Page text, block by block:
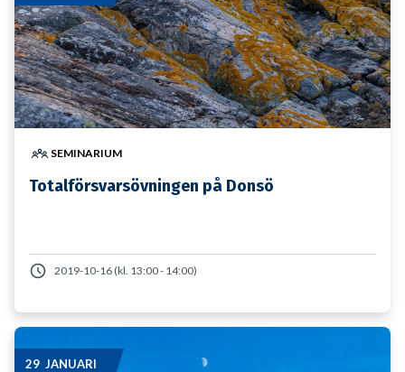
SEMINARIUM
Totalförsvarsövningen på Donsö
2019-10-16 (kl. 13:00 - 14:00)
29 JANUARI